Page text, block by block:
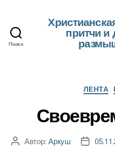
Поиск
притчи и
ЛЕНТА
АвторАвтор:Аркуш
Дата